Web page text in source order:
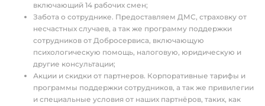
включающий 14 рабочих смен;
Забота о сотруднике. Предоставляем ДМС, страховку от
несчастных случаев, а так же программу поддержки
сотрудников от Добросервиса, включающую
психологическую помощь, налоговую, юридическую и
другие консультации;
Акции и скидки от партнеров. Корпоративные тарифы и
программы поддержки сотрудников, а так же привилегии
и специальные условия от наших партнёров, таких, как